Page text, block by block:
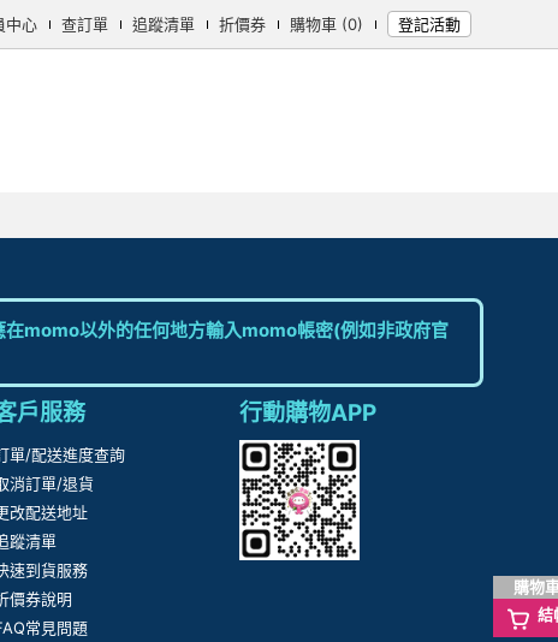
中心 查訂單 追蹤清單 折價券 購物車 (0) 登記活動
購物
結
momo以外的任何地方輸入momo帳密(例如非政府官
戶服務
單/配送進度查詢
消訂單/退貨
改配送地址
蹤清單
速到貨服務
價券說明
常見問題
行動購物APP